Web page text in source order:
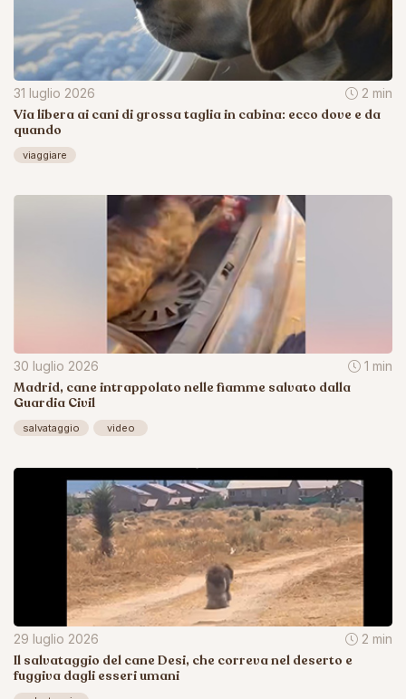
31 luglio 2026 2 min
Via libera ai cani di grossa taglia in cabina: ecco dove e da
quando
viaggiare
30 luglio 2026 1 min
Madrid, cane intrappolato nelle fiamme salvato dalla
Guardia Civil
salvataggio video
29 luglio 2026 2 min
Il salvataggio del cane Desi, che correva nel deserto e
fuggiva dagli esseri umani